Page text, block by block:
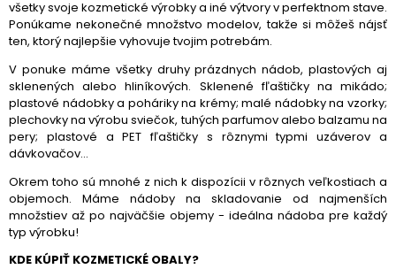
všetky svoje kozmetické výrobky a iné výtvory v perfektnom stave.
Ponúkame nekonečné množstvo modelov, takže si môžeš nájsť
ten, ktorý najlepšie vyhovuje tvojim potrebám.
V ponuke máme všetky druhy prázdnych nádob, plastových aj
sklenených alebo hliníkových. Sklenené fľaštičky na mikádo;
plastové nádobky a poháriky na krémy; malé nádobky na vzorky;
plechovky na výrobu sviečok, tuhých parfumov alebo balzamu na
pery; plastové a PET fľaštičky s rôznymi typmi uzáverov a
dávkovačov...
Okrem toho sú mnohé z nich k dispozícii v rôznych veľkostiach a
objemoch. Máme nádoby na skladovanie od najmenších
množstiev až po najväčšie objemy - ideálna nádoba pre každý
typ výrobku!
KDE KÚPIŤ KOZMETICKÉ OBALY?